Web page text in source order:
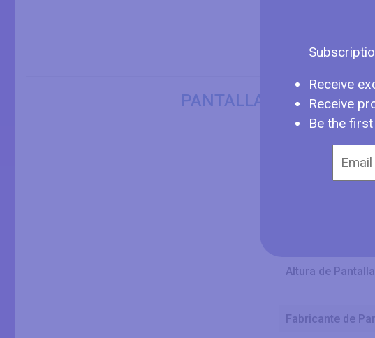
Receive
Receive
Be the
PANTALLA
Tamaño
Altura de Pantalla
Fabricante de